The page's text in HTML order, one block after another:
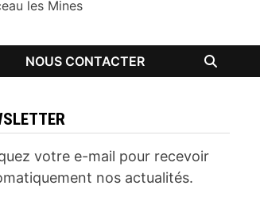
les Mines
NOUS CONTACTER
votre e-mail pour recevoir
nos actualités.